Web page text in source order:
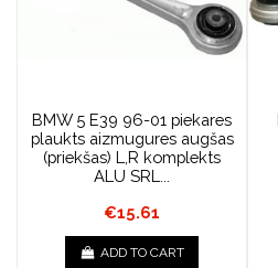
BMW 5 E39 96-01 piekares
plaukts aizmugures augšas
(priekšas) L,R komplekts
ALU SRL...
€15.61
ADD TO CART